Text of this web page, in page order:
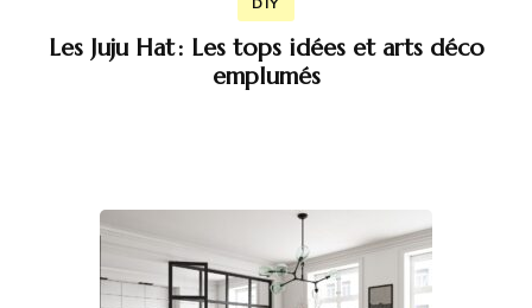
Les Juju Hat : Les tops idées et arts déco
emplumés